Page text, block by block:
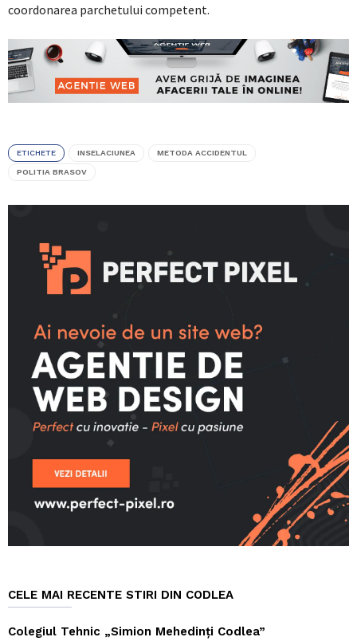
coordonarea parchetului competent.
ETICHETE INSELACIUNEA METODA ACCIDENTUL
POLITIA BRASOV
CELE MAI RECENTE STIRI DIN CODLEA
Colegiul Tehnic „Simion Mehedinți Codlea”